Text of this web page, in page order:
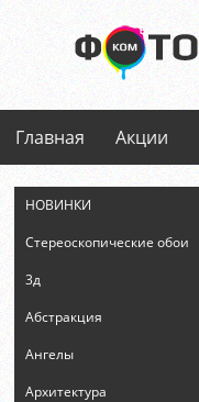
Главная Акции
НОВИНКИ
Стереоскопические обои
3д
Абстракция
Ангелы
Архитектура